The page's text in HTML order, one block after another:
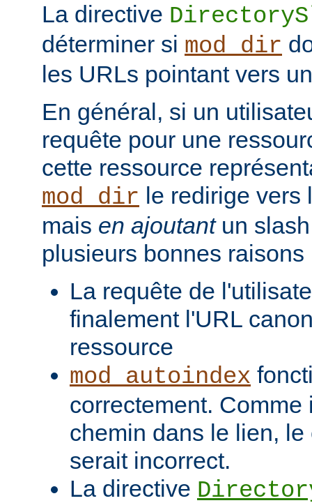
La directive
déterminer si mod_dir
les URLs pointant vers
En général, si un
requête pour une
cette ressource
mod_dir le redirige vers
mais en ajoutantun slash
plusieurs bonnes raisons
La requête de
finalement l'URL
ressource
mod_autoindex
correctement.
chemin dans le lien,
serait incorrect.
La directive